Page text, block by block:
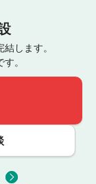
します。
。